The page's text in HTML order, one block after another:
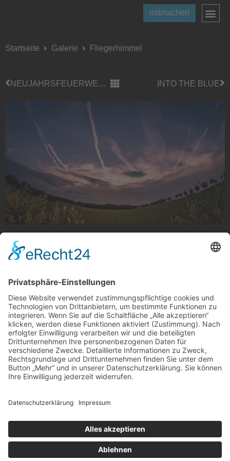
mitmachen
Startseite Galerie Fliegerhimmel
NEUJAHRSFEUERWERK INTO THE BLUE
Fliegerhimmel
Fliegerhimmel, Wanlo
Foto: henkelage via Instagram